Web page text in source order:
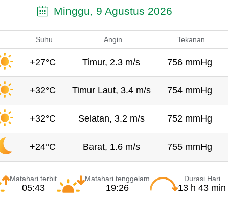
Minggu, 9 Agustus 2026
Suhu Angin Tekanan
+27°C Timur, 2.3 m/s 756 mmHg
+32°C Timur Laut, 3.4 m/s 754 mmHg
+32°C Selatan, 3.2 m/s 752 mmHg
+24°C Barat, 1.6 m/s 755 mmHg
Matahari terbit
05:43
Matahari tenggelam
19:26
Durasi Hari
13 h 43 min